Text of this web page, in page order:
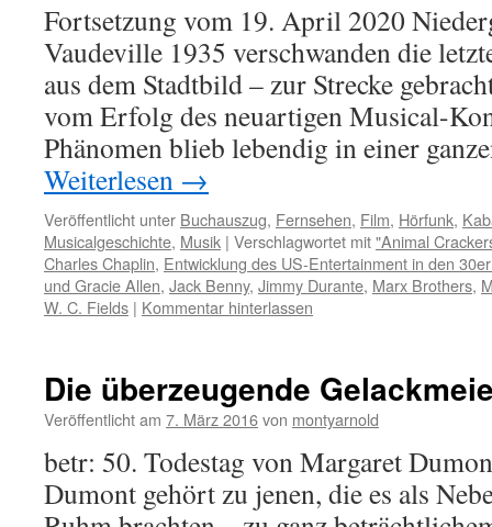
Fortsetzung vom 19. April 2020
Vaudeville 1935 verschwanden die
aus dem Stadtbild – zur Strecke
vom Erfolg des neuartigen Musical-
Phänomen blieb lebendig in einer
Weiterlesen →
Veröffentlicht unter Buchauszug, Fernsehen, Film, Hörfunk,
Musicalgeschichte, Musik | Verschlagwortet mit"Animal
Charles Chaplin, Entwicklung des US-Entertainment in den
und Gracie Allen, Jack Benny, Jimmy Durante, Marx Brothers,
W. C. Fields | Kommentar hinterlassen
Die überzeugende
Veröffentlicht am 7. März 2016von montyarnold
betr: 50. Todestag von Margaret
Dumont gehört zu jenen, die es als